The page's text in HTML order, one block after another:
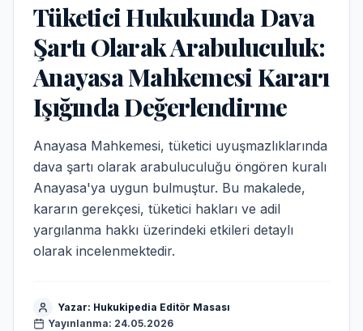
Tüketici Hukukunda Dava
Şartı Olarak Arabuluculuk:
Anayasa Mahkemesi Kararı
Işığında Değerlendirme
Anayasa Mahkemesi, tüketici uyuşmazlıklarında
dava şartı olarak arabuluculuğu öngören kuralı
Anayasa'ya uygun bulmuştur. Bu makalede,
kararın gerekçesi, tüketici hakları ve adil
yargılanma hakkı üzerindeki etkileri detaylı
olarak incelenmektedir.
Yazar: Hukukipedia Editör Masası
Yayınlanma: 24.05.2026